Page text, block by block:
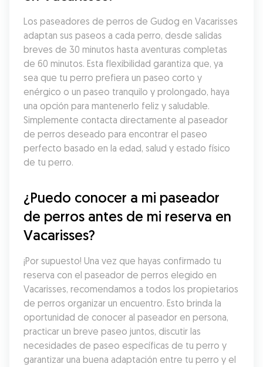
Los paseadores de perros de Gudog en Vacarisses
adaptan sus paseos a cada perro, desde salidas
breves de 30 minutos hasta aventuras completas
de 60 minutos. Esta flexibilidad garantiza que, ya
sea que tu perro prefiera un paseo corto y
enérgico o un paseo tranquilo y prolongado, haya
una opción para mantenerlo feliz y saludable.
Simplemente contacta directamente al paseador
de perros deseado para encontrar el paseo
perfecto basado en la edad, salud y estado físico
de tu perro.
¿Puedo conocer a mi paseador
de perros antes de mi reserva en
Vacarisses?
¡Por supuesto! Una vez que hayas confirmado tu
reserva con el paseador de perros elegido en
Vacarisses, recomendamos a todos los propietarios
de perros organizar un encuentro. Esto brinda la
oportunidad de conocer al paseador en persona,
practicar un breve paseo juntos, discutir las
necesidades de paseo específicas de tu perro y
garantizar una buena adaptación entre tu perro y el